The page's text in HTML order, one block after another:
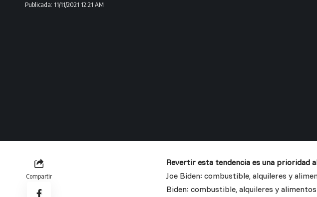
Publicada: 11/11/2021 12:21 AM
Compartir
Revertir esta tendencia es una prioridad
Joe Biden: combustible, alquileres y
Biden: combustible, alquileres y